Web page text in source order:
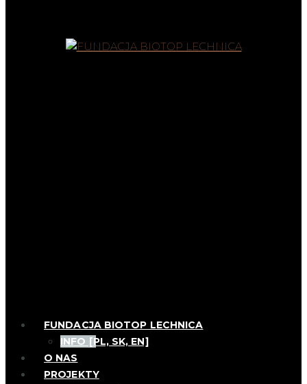
FUNDACJA BIOTOP LECHNICA
INFO [PL, SK, EN]
O NAS
PROJEKTY